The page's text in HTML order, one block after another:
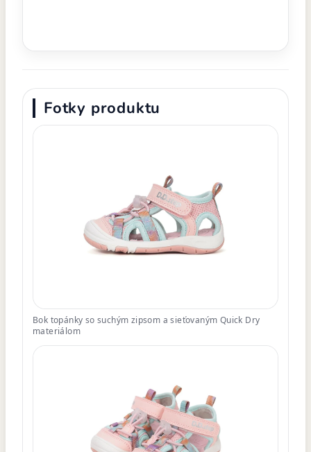
Fotky produktu
Bok topánky so suchým zipsom a sieťovaným Quick Dry
materiálom